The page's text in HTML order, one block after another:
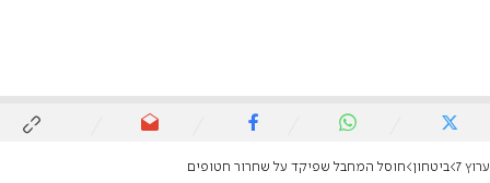
ערוץ 7 ביטחון חוסל המחבל שפיקד על שחרור חטופים